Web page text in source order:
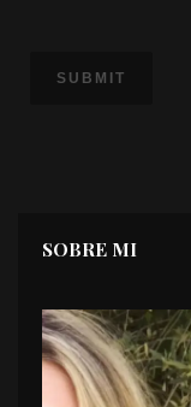
SOBRE MI